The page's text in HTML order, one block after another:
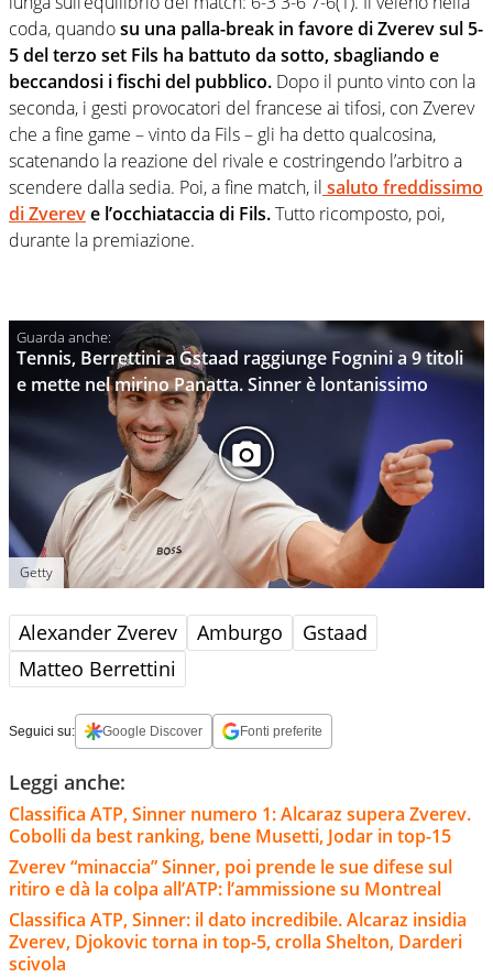
coda, quandosu una palla-break in favore di Zverev sul 5-
5 del terzo set Fils ha battuto da sotto, sbagliando e
beccandosi i fischi del pubblico. Dopo il punto vinto con la
seconda, i gesti provocatori del francese ai tifosi, con Zverev
che a fine game – vinto da Fils – gli ha detto qualcosina,
scatenando la reazione del rivale e costringendo l’arbitro a
scendere dalla sedia. Poi, a fine match, il saluto freddissimo
di Zvereve l’occhiataccia di Fils.Tutto ricomposto, poi,
durante la premiazione.
Tennis, Berrettini a Gstaad raggiunge Fognini a 9 titoli
e mette nel mirino Panatta. Sinner è lontanissimo
Getty
Alexander Zverev Amburgo
Gstaad
Matteo Berrettini
Seguici su: Google Discover Fonti preferite
Leggi anche:
Classifica ATP, Sinner numero 1: Alcaraz supera Zverev.
Cobolli da best ranking, bene Musetti, Jodar in top-15
Zverev “minaccia” Sinner, poi prende le sue difese sul
ritiro e dà la colpa all’ATP: l’ammissione su Montreal
Classifica ATP, Sinner: il dato incredibile. Alcaraz insidia
Zverev, Djokovic torna in top-5, crolla Shelton, Darderi
scivola